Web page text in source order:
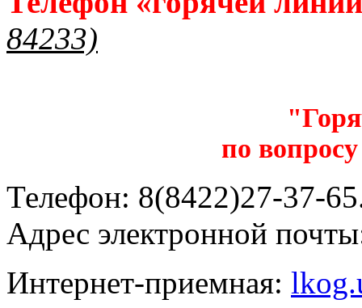
84233)
по
Телефон: 8(8422)27-37-
Адрес электронной
Интернет-приемная: